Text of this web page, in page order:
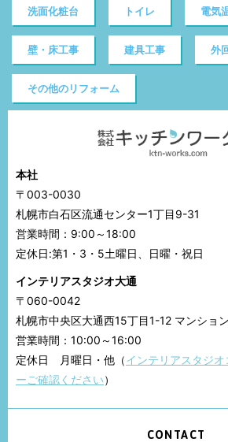
洗面化粧台 トイレ 電気
壁・床工事 建具工事 外
その他のリフォーム
本社
〒003-0030
札幌市白石区流通センター1丁目9-31
営業時間：9:00～18:00
定休日:第1・3・5土曜日、日曜・祝日
インテリアスタジオ大通
〒060-0042
札幌市中央区大通西15丁目1-12 マンショ
営業時間：10:00～16:00
定休日 月曜日・他（インテリアスタジ
ーご確認ください）
CONTACT